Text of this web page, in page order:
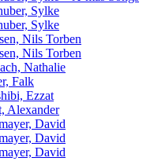
Sylke
Sylke
Nils Torben
Nils Torben
Nathalie
Falk
Ezzat
Alexander
David
David
David